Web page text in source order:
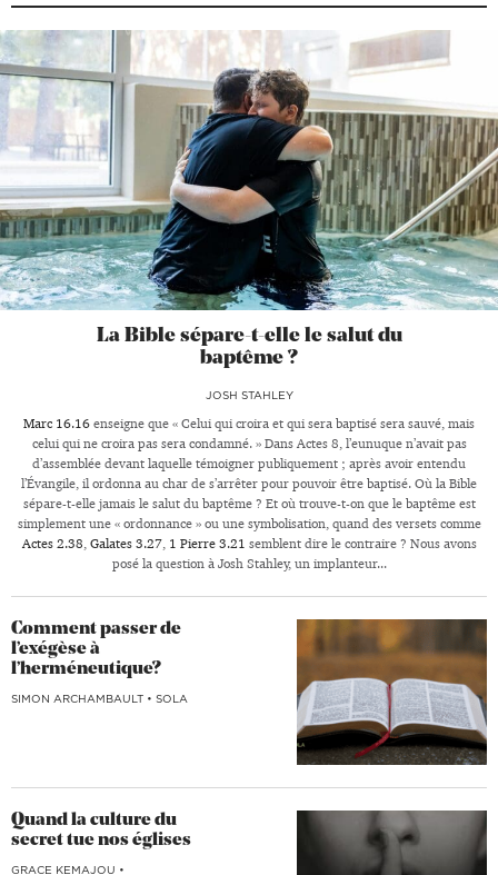
La Bible sépare-t-elle le salut du
baptême ?
JOSH STAHLEY
Marc 16.16enseigne que « Celui qui croira et qui sera baptisé sera sauvé, mais
celui qui ne croira pas sera condamné. » Dans Actes 8, l’eunuque n’avait pas
d’assemblée devant laquelle témoigner publiquement ; après avoir entendu
l’Évangile, il ordonna au char de s’arrêter pour pouvoir être baptisé. Où la Bible
sépare-t-elle jamais le salut du baptême ? Et où trouve-t-on que le baptême est
simplement une « ordonnance » ou une symbolisation, quand des versets comme
Actes 2.38,Galates 3.27, 1 Pierre 3.21 semblent dire le contraire ? Nous avons
posé la question à Josh Stahley, un implanteur...
Comment passer de
l’exégèse à
l’herméneutique?
SIMON ARCHAMBAULT • SOLA
Quand la culture du
secret tue nos églises
GRACE KEMAJOU •